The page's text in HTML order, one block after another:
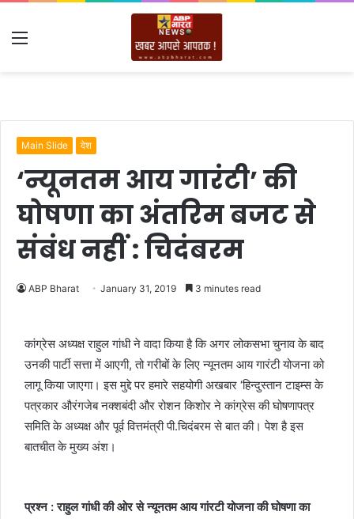
Menu
Main Slide देश
‘न्यूनतम आय गारंटी’ की
घोषणा का अंतरिम बजट से
संबंध नहीं : चिदंबरम
ABP Bharat January 31, 2019 3 minutes read
कांग्रेस अध्यक्ष राहुल गांधी ने वादा किया है कि अगर लोकसभा चुनाव के बाद
उनकी पार्टी सत्ता में आएगी, तो गरीबों के लिए न्यूनतम आय गारंटी योजना को
लागू किया जाएगा। इस मुद्दे पर हमारे सहयोगी अखबार ‘हिन्दुस्तान टाइम्स के
पत्रकार औरंगजेब नक्शबंदी और रोशन किशोर ने कांग्रेस की घोषणापत्र
समिति के अध्यक्ष और पूर्व वित्तमंत्री पी.चिदंबरम से बात की। पेश है इस
बातचीत के मुख्य अंश।
प्रश्न : राहुल गांधी की ओर से न्यूनतम आय गांरटी योजना की घोषणा का